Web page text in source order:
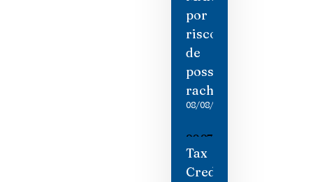
por
risco
de
possíveis
rachaduras
08/08/2026
Tax
Credit